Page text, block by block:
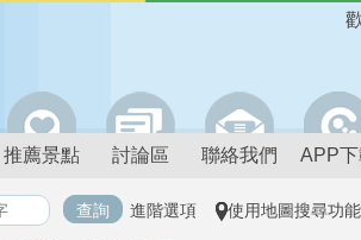
推薦景點 討論區 聯絡我們 APP下
進階選項 使用地圖搜尋功能